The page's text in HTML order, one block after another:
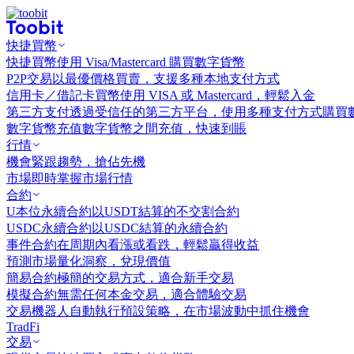
快捷買幣
快捷買幣使用 Visa/Mastercard 購買數字貨幣
P2P交易 以最優價格買賣，支援多種本地支付方式
信用卡／借記卡買幣使用 VISA 或 Mastercard，輕鬆入金
第三方支付透過受信任的第三方平台，使用多種支付方式購買
數字貨幣充值數字貨幣之間充值，快速到賬
行情
機會緊跟趨勢，搶佔先機
市場即時掌握市場行情
合約
U本位永續合約 以USDT結算的不交割合約
USDC永續合約 以USDC結算的永續合約
事件合約在周期內看漲或看跌，輕鬆贏得收益
預測市場量化洞察，兌現價值
簡易合約極簡的交易方式，適合新手交易
模擬合約無需任何本金交易，適合體驗交易
交易機器人 自動執行預設策略，在市場波動中抓住機會
TradFi
交易